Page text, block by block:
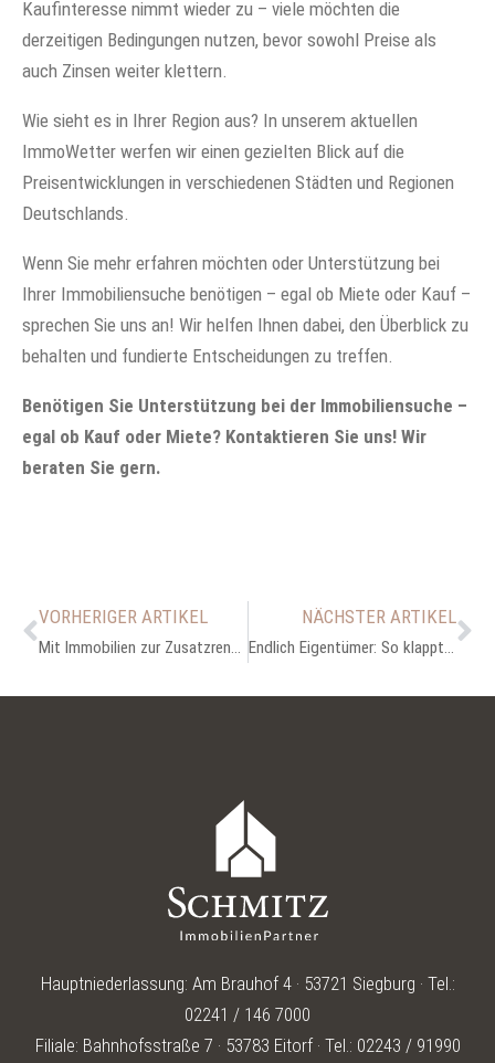
Kaufinteresse nimmt wieder zu – viele möchten die
derzeitigen Bedingungen nutzen, bevor sowohl Preise als
auch Zinsen weiter klettern.
Wie sieht es in Ihrer Region aus? In unserem aktuellen
ImmoWetter werfen wir einen gezielten Blick auf die
Preisentwicklungen in verschiedenen Städten und Regionen
Deutschlands.
Wenn Sie mehr erfahren möchten oder Unterstützung bei
Ihrer Immobiliensuche benötigen – egal ob Miete oder Kauf –
sprechen Sie uns an! Wir helfen Ihnen dabei, den Überblick zu
behalten und fundierte Entscheidungen zu treffen.
Benötigen Sie Unterstützung bei der Immobiliensuche –
egal ob Kauf oder Miete? Kontaktieren Sie uns! Wir
beraten Sie gern.
VORHERIGER ARTIKEL
Mit Immobilien zur Zusatzrente im Alter
NÄCHSTER ARTIKEL
Endlich Eigentümer: So klappt der Wechsel vom Mieter zum Hausbesitzer
Hauptniederlassung: Am Brauhof 4 · 53721 Siegburg · Tel.:
02241 / 146 7000
Filiale: Bahnhofsstraße 7 · 53783 Eitorf · Tel.: 02243 / 91990